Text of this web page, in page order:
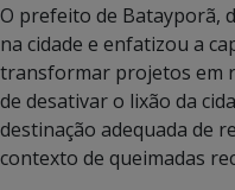
O prefeito de Batayporã,
na cidade e enfatizou a
transformar projetos em
de desativar o lixão da
destinação adequada de
contexto de queimadas